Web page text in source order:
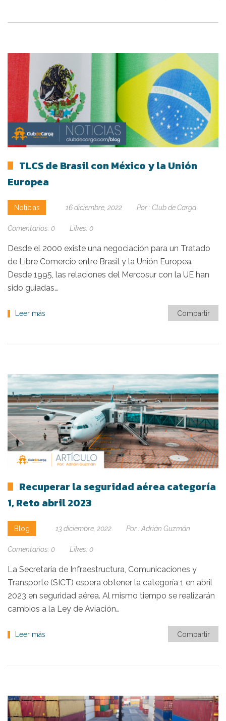
TLCS de Brasil con México y la Unión
Europea
Noticias 16 diciembre, 2022 Por : Club de Carga
Comentarios: 0 Likes: 0
Desde el 2000 existe una negociación para un Tratado
de Libre Comercio entre Brasil y la Unión Europea.
Desde 1995, las relaciones del Mercosur con la UE han
sido guiadas…
Leer más Compartir
Recuperar la seguridad aérea categoría
1, Reto abril 2023
Blog 13 diciembre, 2022 Por : Adrián Guzmán
Comentarios: 0 Likes: 0
La Secretaría de Infraestructura, Comunicaciones y
Transporte (SICT) espera obtener la categoría 1 en abril
2023 en seguridad aérea. Al mismo tiempo se realizarán
cambios a la Ley de Aviación…
Leer más Compartir